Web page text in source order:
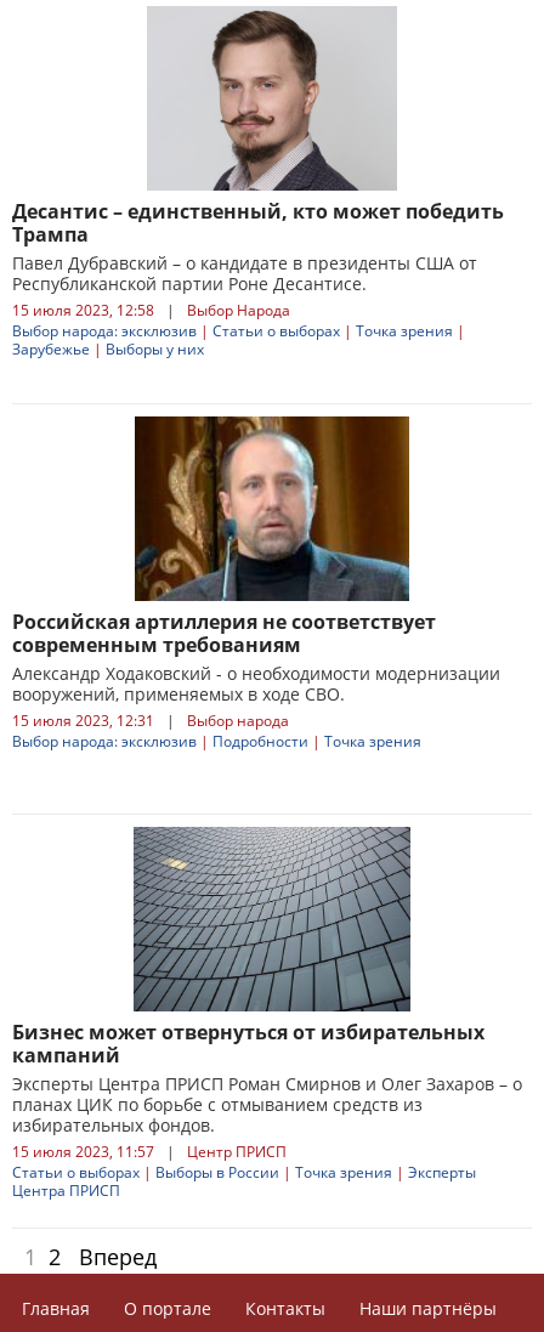
Десантис – единственный, кто может победить
Трампа
Павел Дубравский – о кандидате в президенты США от
Республиканской партии Роне Десантисе.
15 июля 2023, 12:58 |
Выбор Народа
Выбор народа: эксклюзив | Статьи о выборах | Точка зрения |
Зарубежье | Выборы у них
Российская артиллерия не соответствует
современным требованиям
Александр Ходаковский - о необходимости модернизации
вооружений, применяемых в ходе СВО.
15 июля 2023, 12:31 |
Выбор народа
Выбор народа: эксклюзив | Подробности | Точка зрения
Бизнес может отвернуться от избирательных
кампаний
Эксперты Центра ПРИСП Роман Смирнов и Олег Захаров – о
планах ЦИК по борьбе с отмыванием средств из
избирательных фондов.
15 июля 2023, 11:57 |
Центр ПРИСП
Статьи о выборах | Выборы в России | Точка зрения | Эксперты
Центра ПРИСП
1 2 Вперед
Главная О портале Контакты Наши партнёры